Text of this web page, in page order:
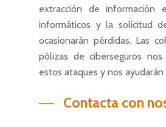
extracción de información
informáticos y la solicitud
ocasionarán pérdidas. Las
pólizas de ciberseguros
estos ataques y nos
Contacta con